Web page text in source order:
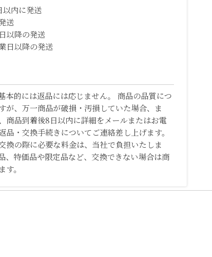
内に発送
送
以降の発送
日以降の発送
本的には返品には応じません。 商品の品質につ
が、万一商品が破損・汚損していた場合、ま
商品到着後8日以内に詳細をメールまたはお電
・交換手続きについてご連絡差し上げます。
換の際に必要な料金は、当社で負担いたしま
、特価品や限定品など、交換できない場合は商
。